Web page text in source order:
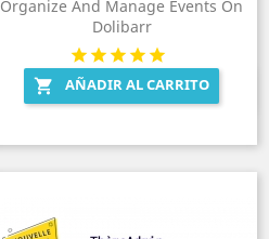
Organize And Manage Events On
Dolibarr
 AÑADIR AL CARRITO
Vista rápida